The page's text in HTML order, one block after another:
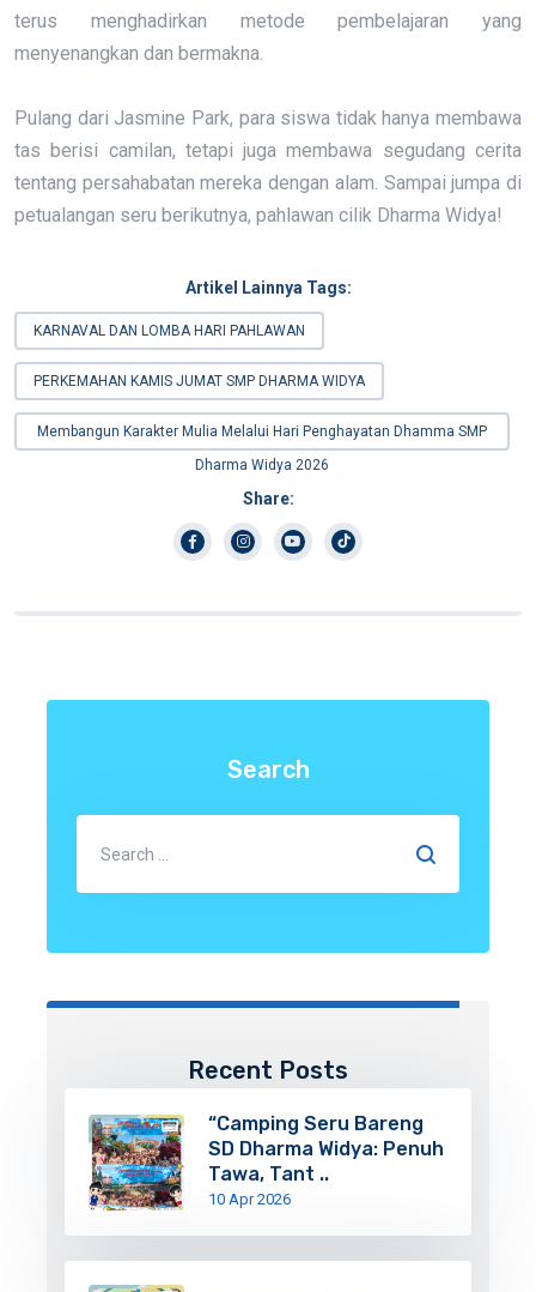
terus menghadirkan metode pembelajaran yang
menyenangkan dan bermakna.
Pulang dari Jasmine Park, para siswa tidak hanya membawa
tas berisi camilan, tetapi juga membawa segudang cerita
tentang persahabatan mereka dengan alam. Sampai jumpa di
petualangan seru berikutnya, pahlawan cilik Dharma Widya!
Artikel Lainnya Tags:
KARNAVAL DAN LOMBA HARI PAHLAWAN
PERKEMAHAN KAMIS JUMAT SMP DHARMA WIDYA
Membangun Karakter Mulia Melalui Hari Penghayatan Dhamma SMP
Dharma Widya 2026
Share:
Search
Recent Posts
“Camping Seru Bareng
SD Dharma Widya: Penuh
Tawa, Tant ..
10 Apr 2026